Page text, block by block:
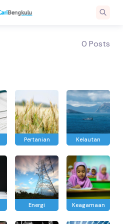
0 Posts
Pertanian Kelautan
Energi Keagamaan